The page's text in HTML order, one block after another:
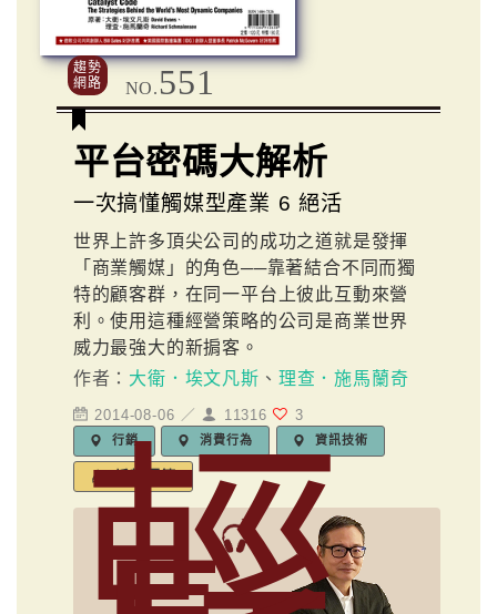
趨勢
網路
NO. 551
平台密碼大解析
一次搞懂觸媒型產業 6 絕活
世界上許多頂尖公司的成功之道就是發揮
「商業觸媒」的角色──靠著結合不同而獨
特的顧客群，在同一平台上彼此互動來營
利。使用這種經營策略的公司是商業世界
威力最強大的新掮客。
作者： 大衛．埃文凡斯 、 理查．施馬蘭奇
2014-08-06 ／ 11316 3
行銷 消費行為 資訊技術